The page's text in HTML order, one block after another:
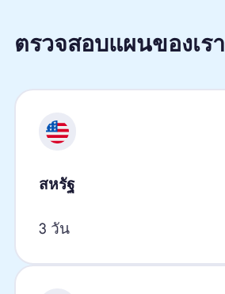
ตรวจสอบแผนของเรา
สหรัฐ
3 วัน